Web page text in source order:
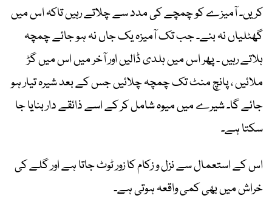
کریں۔ آمیزے کو چمچے کی مدد سے چلاتے رہیں تاکہ اس میں
گھٹلیاں نہ بنے۔ جب تک آمیزہ یک جاں نہ ہو جائے چمچہ
ہلاتے رہیں ۔ پھر اس میں ہلدی ڈالیں اور آخر میں اس میں گڑ
ملائیں ، پانچ منٹ تک چمچہ چلائیں جس کے بعد شیرہ تیار ہو
جائے گا۔ شیرے میں میوہ شامل کر کے اسے ذائقے دار بنایا جا
سکتا ہے۔
اس کے استعمال سے نزل و زکام کا زور ٹوٹ جاتا ہے اور گلے کی
خراش میں بھی کمی واقعہ ہوتی ہے۔